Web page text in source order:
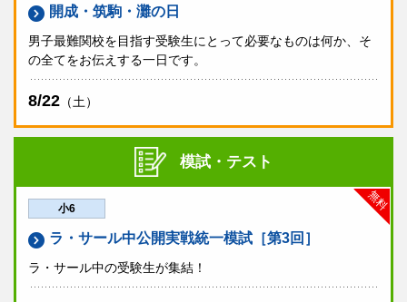
開成・筑駒・灘の日
男子最難関校を目指す受験生にとって必要なものは何か、そ
の全てをお伝えする一日です。
8/22 （土）
模試・テスト
無料
小6
ラ・サール中公開実戦統一模試［第3回］
ラ・サール中の受験生が集結！